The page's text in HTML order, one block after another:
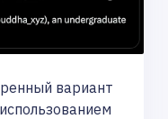
вариант